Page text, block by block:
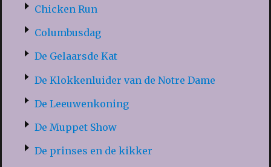
Chicken Run
Columbusdag
De Gelaarsde Kat
De Klokkenluider van de Notre Dame
De Leeuwenkoning
De Muppet Show
De prinses en de kikker